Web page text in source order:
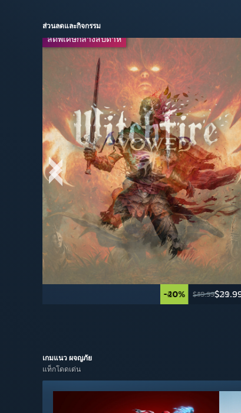
ส่วนลดและกิจกรรม
ลดพิเศษกลางสัปดาห์
-40% $49.99
ลดพิเศษกลางสัปดาห์
-20% $39.99
-20% $49.99
-67% $49.99 $16.49
-50% $59.99
-30% $19.99 $13.99
เกมแนว ผจญภัย
แท็กโดดเด่น